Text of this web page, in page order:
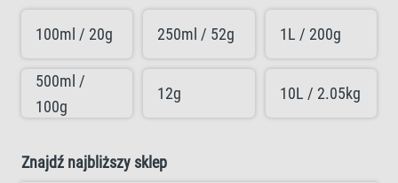
100ml / 20g 250ml / 52g 1L / 200g
500ml /
100g
12g 10L / 2.05kg
Znajdź najbliższy sklep